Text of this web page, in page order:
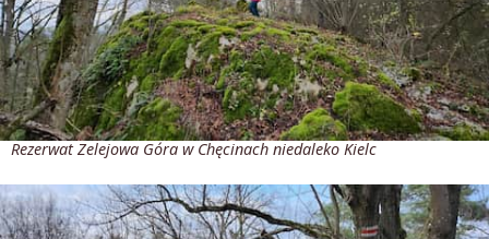
Rezerwat Zelejowa Góra w Chęcinach niedaleko Kielc